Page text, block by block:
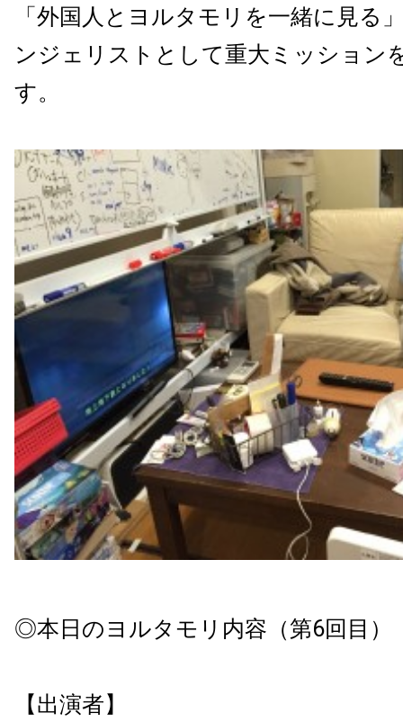
「外国人とヨルタモリを一緒に見る
ンジェリストとして重大ミッション
す。
◎本日のヨルタモリ内容（第6回目）
【出演者】